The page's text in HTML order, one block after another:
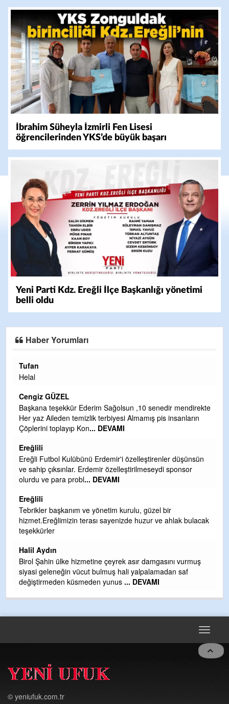
İbrahim Süheyla İzmirli Fen Lisesi
öğrencilerinden YKS’de büyük başarı
Yeni Parti Kdz. Ereğli İlçe Başkanlığı yönetimi
belli oldu
Haber Yorumları
Ederim Sağolsun ,10 senedir mendirekte
temizlik terbiyesi Almamış pis insanların
Kon... DEVAMI
Erdemir'i özelleştirenler düşünsün
Erdemir özelleştirilmeseydi sponsor
probl... DEVAMI
ve yönetim kurulu, güzel bir
terası sayenizde huzur ve ahlak bulacak
hizmetine çeyrek asır damgasını vurmuş
vücut bulmuş hali yalpalamadan saf
küsmeden yunus... DEVAMI
CEVDET YILMAZ
GULDERE DERE
Şaban yavuz
Sebahattin özarslan
Günaydın hayırlı
Toggle